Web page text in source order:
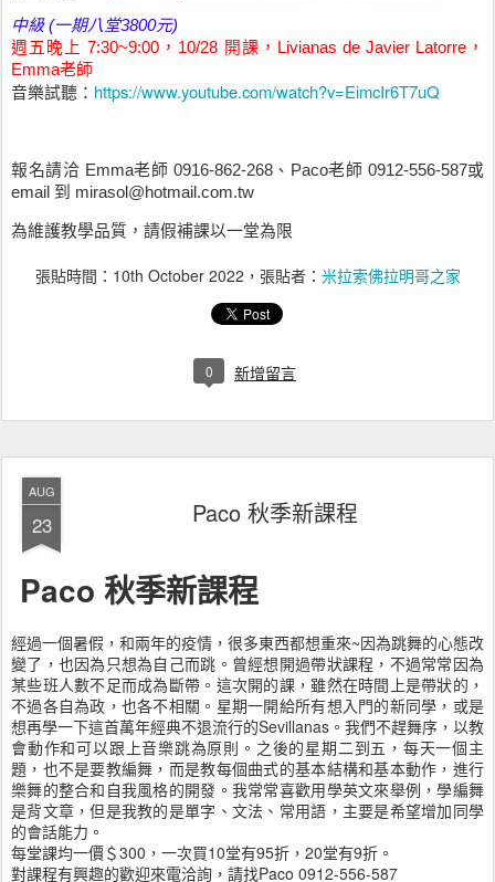
中級 (一期八堂3800元)
週五晚上 7:30~9:00，10/28 開課，Livianas de Javier Latorre，
Emma老師
音樂試聽： https://www.youtube.com/watch?v=EimcIr6T7uQ
報名請洽 Emma老師 0916-862-268、Paco老師 0912-556-587或
email 到 mirasol@hotmail.com.tw
為維護教學品質，請假補課以一堂為限
張貼時間： 10th October 2022 ，張貼者： 米拉索佛拉明哥之家
0 新增留言
AUG
23 Paco 秋季新課程
Paco 秋季新課程
經過一個暑假，和兩年的疫情，很多東西都想重來~因為跳舞的心態改
變了，也因為只想為自己而跳。曾經想開過帶狀課程，不過常常因為
某些班人數不足而成為斷帶。這次開的課，雖然在時間上是帶狀的，
不過各自為政，也各不相關。星期一開給所有想入門的新同學，或是
想再學一下這首萬年經典不退流行的Sevillanas。我們不趕舞序，以教
會動作和可以跟上音樂跳為原則。之後的星期二到五，每天一個主
題，也不是要教編舞，而是教每個曲式的基本結構和基本動作，進行
樂舞的整合和自我風格的開發。我常常喜歡用學英文來舉例，學編舞
是背文章，但是我教的是單字、文法、常用語，主要是希望增加同學
的會話能力。
每堂課均一價＄300，一次買10堂有95折，20堂有9折。
對課程有興趣的歡迎來電洽詢，請找Paco 0912-556-587